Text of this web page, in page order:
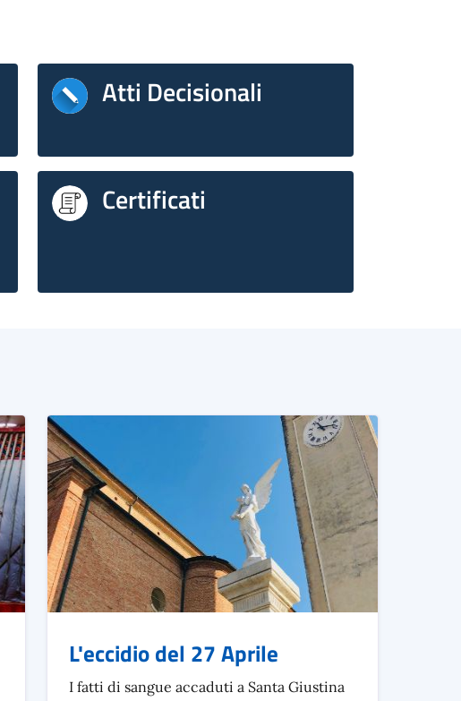
Atti Decisionali
Certificati
L'eccidio del 27 Aprile
I fatti di sangue accaduti a Santa Giustina